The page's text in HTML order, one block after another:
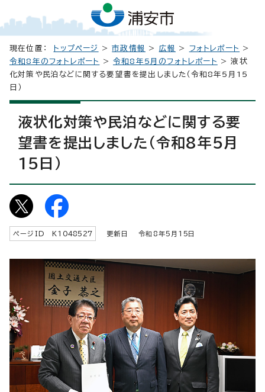
現在位置： トップページ >市政情報 > 広報 > フォトレポート
>
令和8年のフォトレポート
>令和8年5月のフォトレポート
> 液状
化対策や民泊などに関する要望書を提出しました（令和8年5月15
日）
液状化対策や民泊などに関する要
望書を提出しました（令和8年5月
15日）
ページID K 1048527 更新日 令和8年5月 15 日